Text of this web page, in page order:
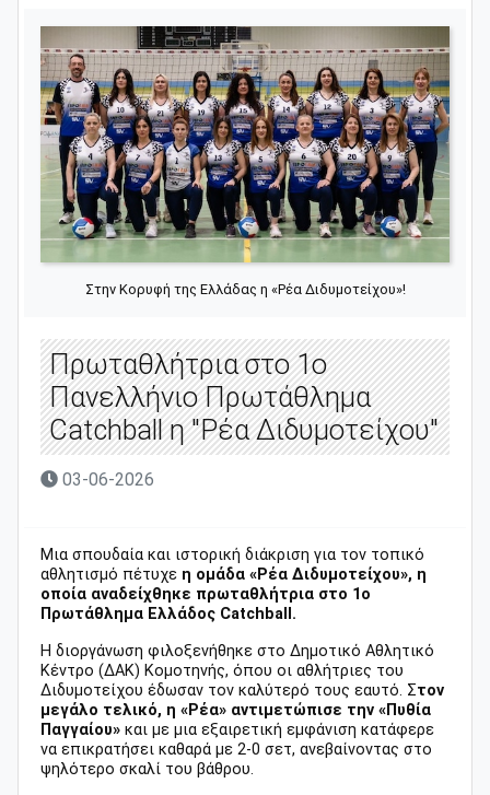
Στην Κορυφή της Ελλάδας η «Ρέα Διδυμοτείχου»!
Πρωταθλήτρια στο 1ο
Πανελλήνιο Πρωτάθλημα
Catchball η "Ρέα Διδυμοτείχου"
03-06-2026
Μια σπουδαία και ιστορική διάκριση για τον τοπικό
αθλητισμό πέτυχε η ομάδα «Ρέα Διδυμοτείχου», η
οποία αναδείχθηκε πρωταθλήτρια στο 1ο
Πρωτάθλημα Ελλάδος Catchball.
Η διοργάνωση φιλοξενήθηκε στο Δημοτικό Αθλητικό
Κέντρο (ΔΑΚ) Κομοτηνής, όπου οι αθλήτριες του
Διδυμοτείχου έδωσαν τον καλύτερό τους εαυτό. Στον
μεγάλο τελικό, η «Ρέα» αντιμετώπισε την «Πυθία
Παγγαίου» και με μια εξαιρετική εμφάνιση κατάφερε
να επικρατήσει καθαρά με 2-0 σετ, ανεβαίνοντας στο
ψηλότερο σκαλί του βάθρου.